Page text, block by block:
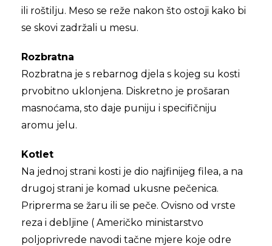
ili roštilju. Meso se reže nakon što ostoji kako bi
se skovi zadržali u mesu.
Rozbratna
Rozbratna je s rebarnog djela s kojeg su kosti
prvobitno uklonjena. Diskretno je prošaran
masnoćama, sto daje puniju i specifičniju
aromu jelu.
Kotlet
Na jednoj strani kosti je dio najfinijeg filea, a na
drugoj strani je komad ukusne pečenica.
Priprerma se žaru ili se peče. Ovisno od vrste
reza i debljine ( Američko ministarstvo
poljoprivrede navodi tačne mjere koje odre